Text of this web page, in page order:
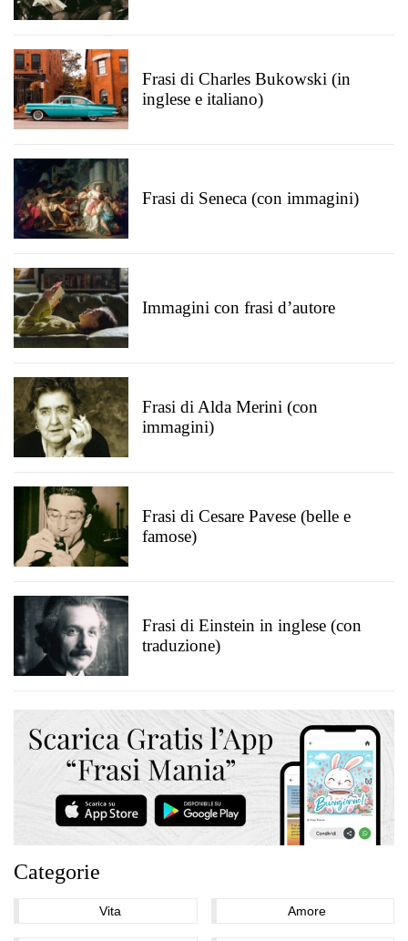
Frasi di Charles Bukowski (in
inglese e italiano)
Frasi di Seneca (con immagini)
Immagini con frasi d’autore
Frasi di Alda Merini (con
immagini)
Frasi di Cesare Pavese (belle e
famose)
Frasi di Einstein in inglese (con
traduzione)
Categorie
Vita Amore